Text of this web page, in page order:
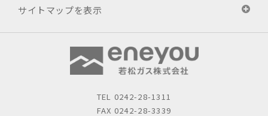
サイトマップを表示
TEL 0242-28-1311
FAX 0242-28-3339